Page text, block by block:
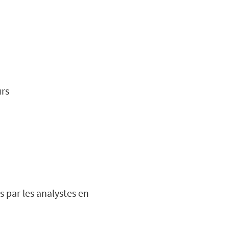
par les analystes en